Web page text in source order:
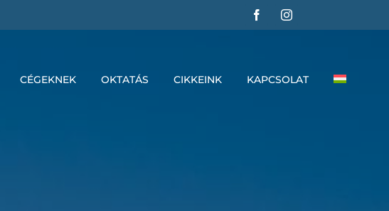
CÉGEKNEK OKTATÁS CIKKEINK KAPCSOLAT